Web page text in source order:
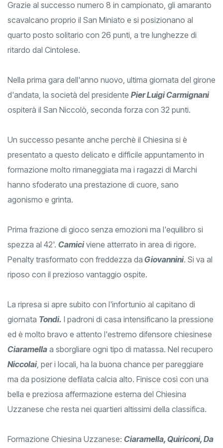
Grazie al successo numero 8 in campionato, gli amaranto
scavalcano proprio il San Miniato e si posizionano al
quarto posto solitario con 26 punti, a tre lunghezze di
ritardo dal Cintolese.
Nella prima gara dell'anno nuovo, ultima giornata del girone
d'andata, la società del presidente Pier Luigi Carmignani
ospiterà il San Niccolò, seconda forza con 32 punti.
Un successo pesante anche perchè il Chiesina si è
presentato a questo delicato e difficile appuntamento in
formazione molto rimaneggiata ma i ragazzi di Marchi
hanno sfoderato una prestazione di cuore, sano
agonismo e grinta.
Prima frazione di gioco senza emozioni ma l'equilibro si
spezza al 42'. Camiciviene atterrato in area di rigore.
Penalty trasformato con freddezza da Giovannini. Si va al
riposo con il prezioso vantaggio ospite.
La ripresa si apre subito con l'infortunio al capitano di
giornata Tondi. I padroni di casa intensificano la pressione
ed è molto bravo e attento l'estremo difensore chiesinese
Ciaramella a sborgliare ogni tipo di matassa. Nel recupero
Niccolai, per i locali, ha la buona chance per pareggiare
ma da posizione defilata calcia alto. Finisce così con una
bella e preziosa affermazione esterna del Chiesina
Uzzanese che resta nei quartieri altissimi della classifica.
Formazione Chiesina Uzzanese: Ciaramella, Quiriconi, Da